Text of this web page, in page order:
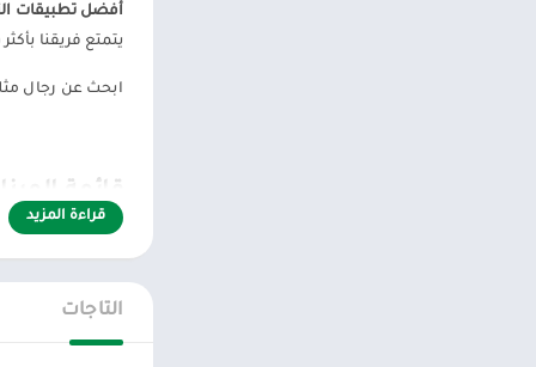
أفضل تطبيقات
يتمتع فريقنا بأكثر من 10 سنوات من الخبرة في تطوير مواقع المواعدة وحاولنا الجمع بين أهم الميزات دون زيادة التحميل. إذا كنت تريد
ابحث عن رجال
قراءة المزيد
التاجات